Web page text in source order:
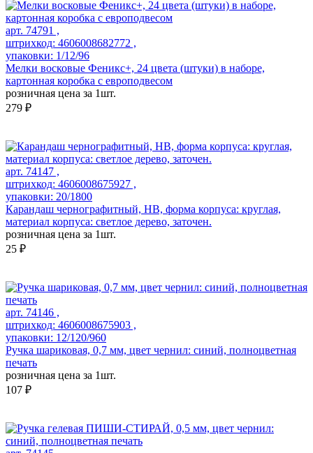
арт. 74791 ,
штрихкод: 4606008682772 ,
упаковки: 1/12/96
Мелки восковые Феникс+, 24 цвета (штуки) в наборе,
картонная коробка с европодвесом
розничная цена за 1шт.
279 ₽
арт. 74147 ,
штрихкод: 4606008675927 ,
упаковки: 20/1800
Карандаш чернографитный, HB, форма корпуса: круглая,
материал корпуса: светлое дерево, заточен.
розничная цена за 1шт.
25 ₽
арт. 74146 ,
штрихкод: 4606008675903 ,
упаковки: 12/120/960
Ручка шариковая, 0,7 мм, цвет чернил: синий, полноцветная
печать
розничная цена за 1шт.
107 ₽